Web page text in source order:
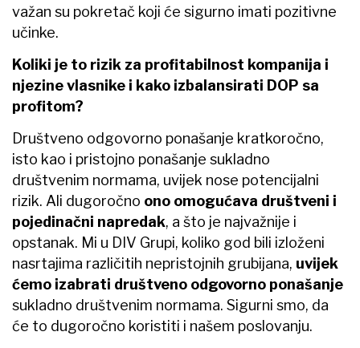
važan su pokretač koji će sigurno imati pozitivne
učinke.
Koliki je to rizik za profitabilnost kompanija i
njezine vlasnike i kako izbalansirati DOP sa
profitom?
Društveno odgovorno ponašanje kratkoročno,
isto kao i pristojno ponašanje sukladno
društvenim normama, uvijek nose potencijalni
rizik. Ali dugoročno ono omogućava društveni i
pojedinačni napredak, a što je najvažnije i
opstanak. Mi u DIV Grupi, koliko god bili izloženi
nasrtajima različitih nepristojnih grubijana, uvijek
ćemo izabrati društveno odgovorno ponašanje
sukladno društvenim normama. Sigurni smo, da
će to dugoročno koristiti i našem poslovanju.